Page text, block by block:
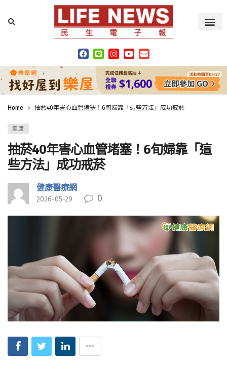
Home 抽菸40年害心血管堵塞！6旬婦靠「這些方法」成功戒菸
健康
抽菸40年害心血管堵塞！6旬婦靠「這
些方法」成功戒菸
健康醫療網
2026-05-29 0